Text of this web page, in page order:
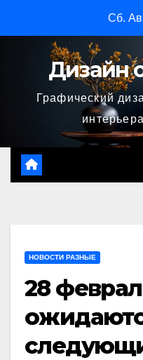
содержимому
Сб.
Дизайн
Графический
НОВОСТИ РАЗНЫЕ
28